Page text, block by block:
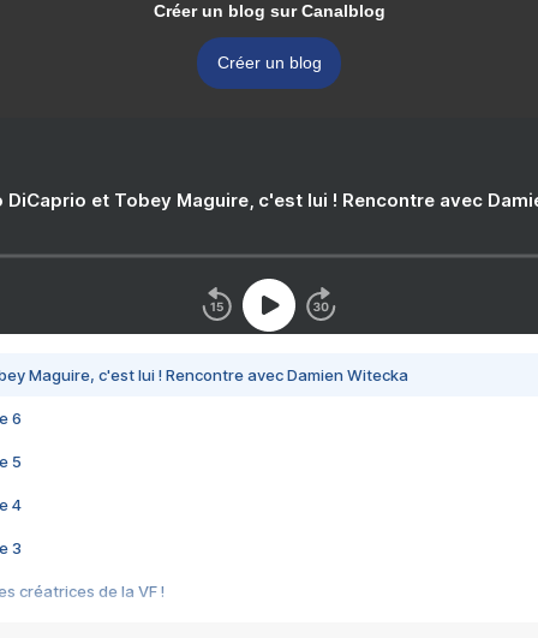
Créer un blog sur Canalblog
Créer un blog
DiCaprio et Tobey Maguire, c'est lui ! Rencontre avec
Maguire, c'est lui ! Rencontre avec Damien Witecka
6
5
4
3
créatrices de la VF !